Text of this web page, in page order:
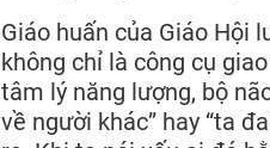
Giáo huấn của Giáo Hội
không chỉ là công cụ
tâm lý năng lượng, bộ
về người khác” hay “ta